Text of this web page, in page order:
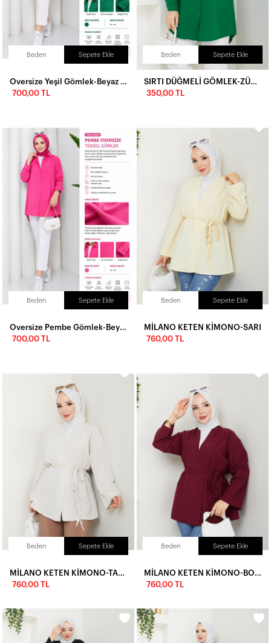
Beden Sepete Ekle
700,00 TL
Beden Sepete Ekle
350,00 TL
Beden Sepete Ekle
700,00 TL
Beden Sepete Ekle
MİLANO KETEN KİMONO-SARI
760,00 TL
Beden Sepete Ekle
760,00 TL
Beden Sepete Ekle
760,00 TL